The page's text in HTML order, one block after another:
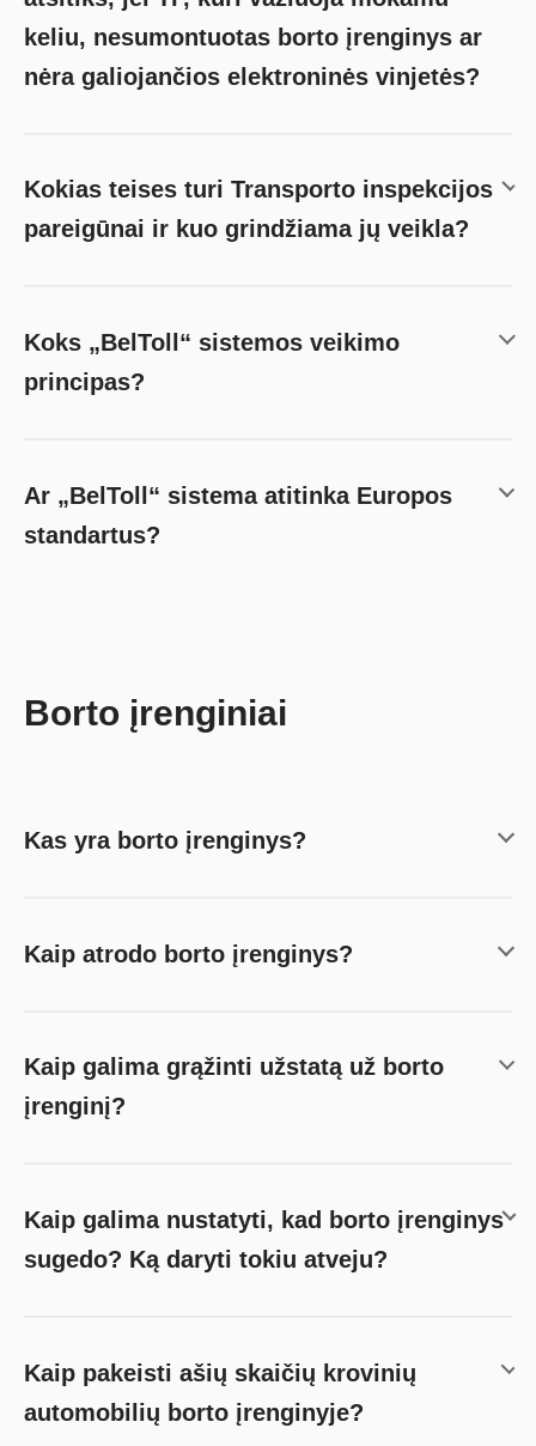
keliu, nesumontuotas borto įrenginys ar
nėra galiojančios elektroninės vinjetės?
Kokias teises turi Transporto inspekcijos
pareigūnai ir kuo grindžiama jų veikla?
Koks „BelToll“ sistemos veikimo
principas?
Ar „BelToll“ sistema atitinka Europos
standartus?
Borto įrenginiai
Kas yra borto įrenginys?
Kaip atrodo borto įrenginys?
Kaip galima grąžinti užstatą už borto
įrenginį?
Kaip galima nustatyti, kad borto įrenginys
sugedo? Ką daryti tokiu atveju?
Kaip pakeisti ašių skaičių krovinių
automobilių borto įrenginyje?